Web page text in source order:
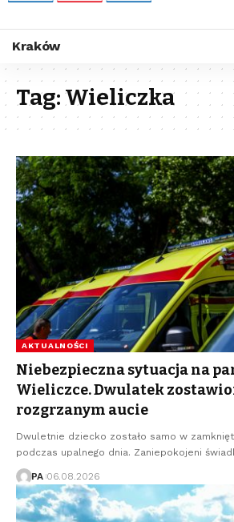
Kraków
Tag:Wieliczka
AKTUALNOŚCI
Niebezpieczna sytuacja na
Wieliczce. Dwulatek
rozgrzanym aucie
Dwuletnie dziecko zostało samo w
podczas upalnego dnia. Zaniepokojeni
PA 06.08.2026